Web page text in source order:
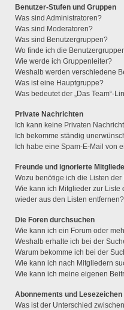
Benutzer-Stufen und Gruppen
Was sind Administratoren?
Was sind Moderatoren?
Was sind Benutzergruppen?
Wo finde ich die
Wie werde ich Gruppenleiter?
Weshalb werden verschiedene
Was ist eine Hauptgruppe?
Was bedeutet der „Das Team“-
Private Nachrichten
Ich kann keine Privaten
Ich bekomme ständig
Ich habe eine Spam-E-Mail von
Freunde und ignorierte
Wozu benötige ich die Listen
Wie kann ich Mitglieder zur
wieder aus den Listen entfernen?
Die Foren durchsuchen
Wie kann ich ein Forum oder
Weshalb erhalte ich bei der
Warum bekomme ich bei der
Wie kann ich nach Mitgliedern
Wie kann ich meine eigenen
Abonnements und Lesezeichen
Was ist der Unterschied